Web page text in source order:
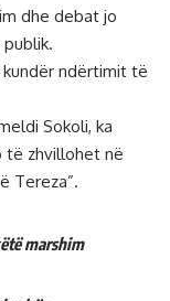
dhe debat jo
ndërtimit të
Sokoli, ka
të zhvillohet në
Tereza”.
marshim